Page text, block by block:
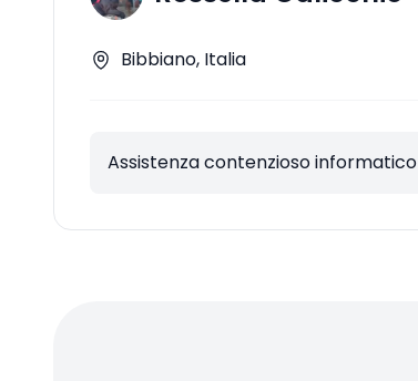
Bibbiano, Italia
Assistenza contenzioso informatico